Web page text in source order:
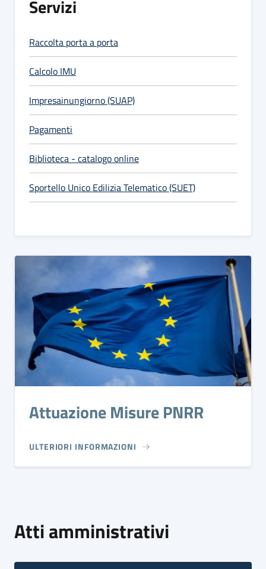
Servizi
Raccolta porta a porta
Calcolo IMU
Impresainungiorno (SUAP)
Pagamenti
Biblioteca - catalogo online
Sportello Unico Edilizia Telematico (SUET)
Attuazione Misure PNRR
ULTERIORI INFORMAZIONI
Atti amministrativi